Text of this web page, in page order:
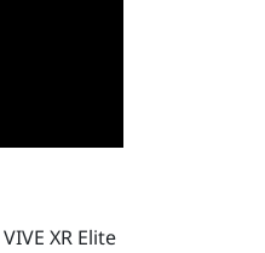
VIVE XR Elite